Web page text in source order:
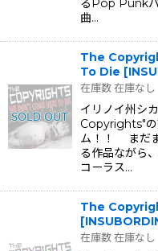
るPop Punk
曲…
The
To Die [
在庫数 在庫なし
イリノイ州シ
Copyrights"の
ム！！ まだ
る作品ながら
コーラス…
The
[
在庫数 在庫なし